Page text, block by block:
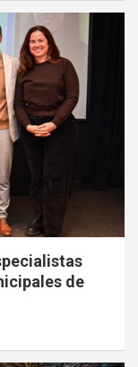
de